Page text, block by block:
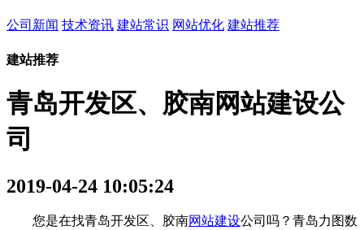
公司新闻 技术资讯 建站常识 网站优化 建站推荐
建站推荐
青岛开发区、胶南网站建设公
司
2019-04-24 10:05:24
您是在找青岛开发区、胶南网站建设公司吗？青岛力图数